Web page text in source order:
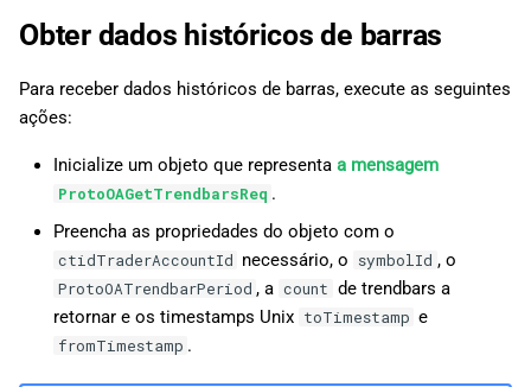
Obter dados históricos de barras
Para receber dados históricos de barras, execute as seguintes
ações:
Inicialize um objeto que representa a mensagem
ProtoOAGetTrendbarsReq .
Preencha as propriedades do objeto com o
ctidTraderAccountId necessário, o symbolId , o
ProtoOATrendbarPeriod , a count de trendbars a
retornar e os timestamps Unix toTimestamp e
fromTimestamp .